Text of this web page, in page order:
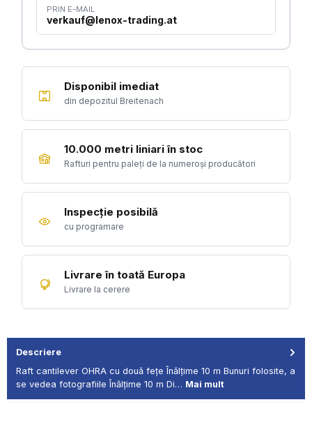
PRIN E-MAIL
verkauf@lenox-trading.at
Disponibil imediat
din depozitul Breitenach
10.000 metri liniari în stoc
Rafturi pentru paleți de la numeroși producători
Inspecție posibilă
cu programare
Livrare în toată Europa
Livrare la cerere
Descriere
Raft cantilever OHRA cu două fețe Înălțime 10 m Bunuri folosite, a
se vedea fotografiile Înălțime 10 m Di… Mai mult